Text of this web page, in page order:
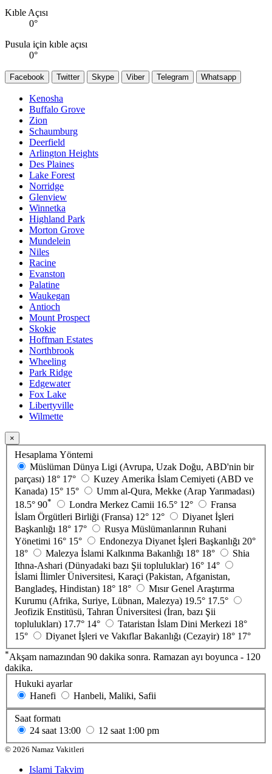
Kıble Açısı
0°
Pusula için kıble açısı
0°
Facebook Twitter Skype Viber Telegram Whatsapp
Kenosha
Buffalo Grove
Zion
Schaumburg
Deerfield
Arlington Heights
Des Plaines
Lake Forest
Norridge
Glenview
Winnetka
Highland Park
Morton Grove
Mundelein
Niles
Racine
Evanston
Palatine
Waukegan
Antioch
Mount Prospect
Skokie
Hoffman Estates
Northbrook
Wheeling
Park Ridge
Edgewater
Fox Lake
Libertyville
Wilmette
×
Hesaplama Yöntemi
Müslüman Dünya Ligi (Avrupa, Uzak Doğu, ABD'nin bir
parçası) 18° 17°
Kuzey Amerika İslam Cemiyeti (ABD ve
Kanada) 15° 15°
Umm al-Qura, Mekke (Arap Yarımadası)
18.5° 90* Londra Merkez Camii 16.5° 12°
Fransa
İslam Örgütleri Birliği (Fransa) 12° 12°
Diyanet İşleri
Başkanlığı 18° 17°
Rusya Müslümanlarının Ruhani
Yönetimi 16° 15° Endonezya Diyanet İşleri Başkanlığı 20°
18°
Malezya İslami Kalkınma Bakanlığı 18° 18°
Shia
Ithna-Ashari (Dünyadaki bazı Şii topluluklar) 16° 14°
İslami İlimler Üniversitesi, Karaçi (Pakistan, Afganistan,
Bangladeş, Hindistan) 18° 18°
Mısır Genel Araştırma
Kurumu (Afrika, Suriye, Lübnan, Malezya) 19.5° 17.5°
Jeofizik Enstitüsü, Tahran Üniversitesi (İran, bazı Şii
toplulukları) 17.7° 14° Tataristan İslam Dini Merkezi 18°
15°
Diyanet İşleri ve Vakıflar Bakanlığı (Cezayir) 18° 17°
*Akşam namazından 90 dakika sonra. Ramazan ayı boyunca - 120
dakika.
Hukuki ayarlar
Hanefi
Hanbeli, Maliki, Safii
Saat formatı
24 saat 13:00 12 saat 1:00 pm
© 2026 Namaz Vakitleri
Islami Takvim